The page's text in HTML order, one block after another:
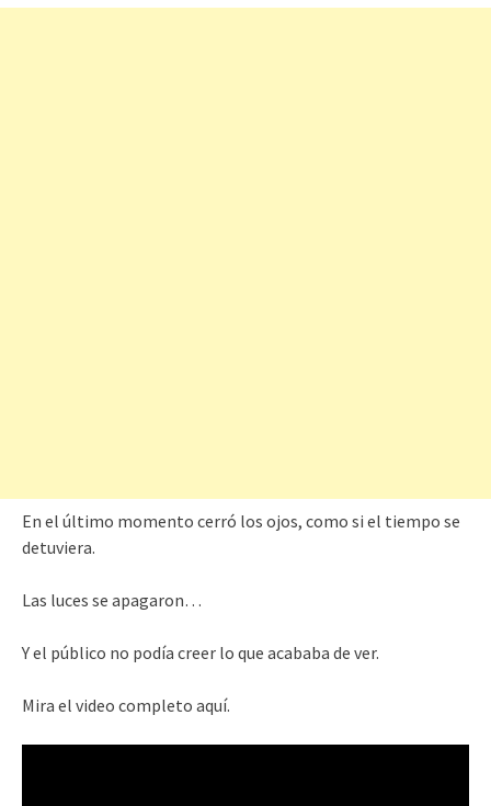
En el último momento cerró los ojos, como si el tiempo se
detuviera.
Las luces se apagaron…
Y el público no podía creer lo que acababa de ver.
Mira el video completo aquí.